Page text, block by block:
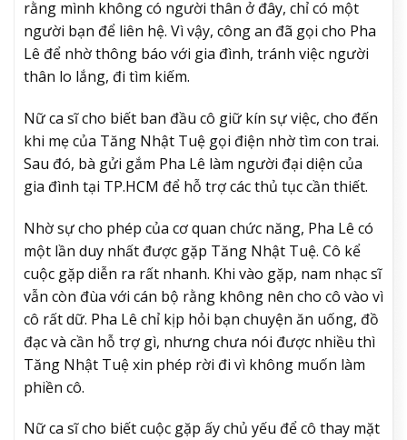
rằng mình không có người thân ở đây, chỉ có một
người bạn để liên hệ. Vì vậy, công an đã gọi cho Pha
Lê để nhờ thông báo với gia đình, tránh việc người
thân lo lắng, đi tìm kiếm.
Nữ ca sĩ cho biết ban đầu cô giữ kín sự việc, cho đến
khi mẹ của Tăng Nhật Tuệ gọi điện nhờ tìm con trai.
Sau đó, bà gửi gắm Pha Lê làm người đại diện của
gia đình tại TP.HCM để hỗ trợ các thủ tục cần thiết.
Nhờ sự cho phép của cơ quan chức năng, Pha Lê có
một lần duy nhất được gặp Tăng Nhật Tuệ. Cô kể
cuộc gặp diễn ra rất nhanh. Khi vào gặp, nam nhạc sĩ
vẫn còn đùa với cán bộ rằng không nên cho cô vào vì
cô rất dữ. Pha Lê chỉ kịp hỏi bạn chuyện ăn uống, đồ
đạc và cần hỗ trợ gì, nhưng chưa nói được nhiều thì
Tăng Nhật Tuệ xin phép rời đi vì không muốn làm
phiền cô.
Nữ ca sĩ cho biết cuộc gặp ấy chủ yếu để cô thay mặt